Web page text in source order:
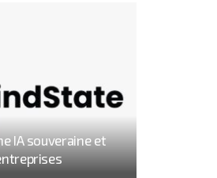
IA souveraine et